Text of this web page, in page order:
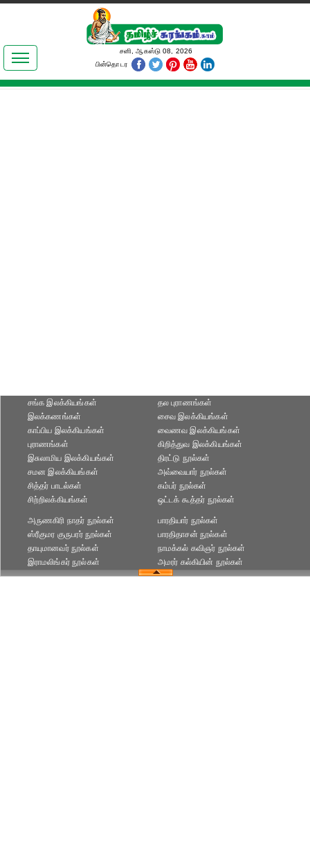
இலக்கியங்கள்
தமிழ் உலகம்
சனி, ஆகஸ்டு 08, 2026
பின்தொடர
சங்க இலக்கியங்கள்
இலக்கணங்கள்
காப்பிய இலக்கியங்கள்
புராணங்கள்
தல புராணங்கள்
சைவ இலக்கியங்கள்
வைணவ இலக்கியங்கள்
கிறித்துவ இலக்கியங்கள்
இசுலாமிய இலக்கியங்கள்
சமன இலக்கியங்கள்
சித்தர் பாடல்கள்
சிற்றிலக்கியங்கள்
திரட்டு நூல்கள்
அவ்வையார் நூல்கள்
கம்பர் நூல்கள்
ஒட்டக் கூத்தர் நூல்கள்
அருணகிரி நாதர் நூல்கள்
ஸ்ரீகுமர குருபரர் நூல்கள்
தாயுமானவர் நூல்கள்
இராமலிங்கர் நூல்கள்
பாரதியார் நூல்கள்
பாரதிதாசன் நூல்கள்
நாமக்கல் கவிஞர் நூல்கள்
அமரர் கல்கியின் நூல்கள்